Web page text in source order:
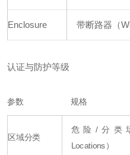
Enclosure 带断路器（
认证与防护等级
参数 规格
区域分类
危险/分类场
Locations）